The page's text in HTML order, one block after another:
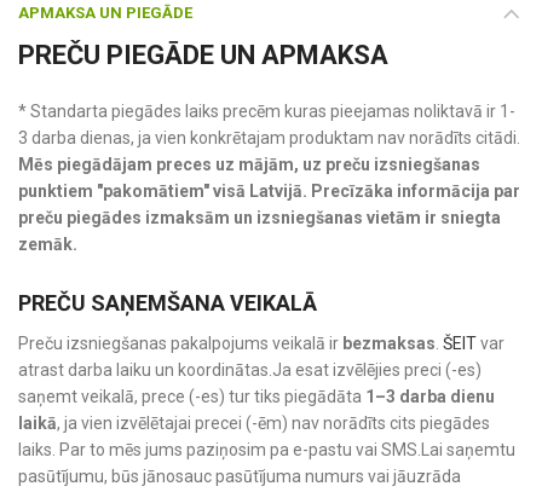
APMAKSA UN PIEGĀDE
PREČU PIEGĀDE UN APMAKSA
* Standarta piegādes laiks precēm kuras pieejamas noliktavā ir 1-
3 darba dienas, ja vien konkrētajam produktam nav norādīts citādi.
Mēs piegādājam preces uz mājām, uz preču izsniegšanas
punktiem "pakomātiem" visā Latvijā. Precīzāka informācija par
preču piegādes izmaksām un izsniegšanas vietām ir sniegta
zemāk.
PREČU SAŅEMŠANA VEIKALĀ
Preču izsniegšanas pakalpojums veikalā ir bezmaksas ŠEITvar
atrast darba laiku un koordinātas.Ja esat izvēlējies preci (-es)
saņemt veikalā, prece (-es) tur tiks piegādāta 1–3 darba dienu
laikā, ja vien izvēlētajai precei (-ēm) nav norādīts cits piegādes
laiks. Par to mēs jums paziņosim pa e-pastu vai SMS.Lai saņemtu
pasūtījumu, būs jānosauc pasūtījuma numurs vai jāuzrāda